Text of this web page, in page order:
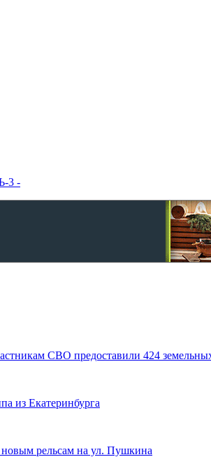
3 -
СВО предоставили 424
из Екатеринбурга
рельсам на ул. Пушкина